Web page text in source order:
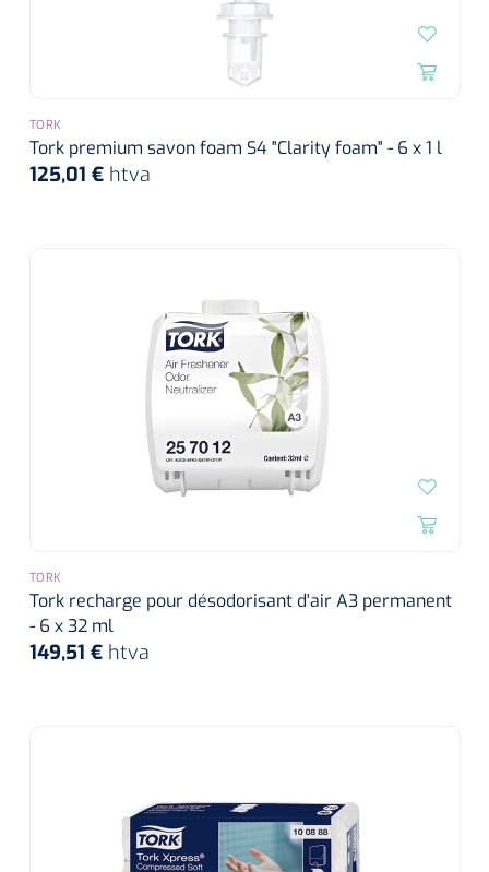
TORK
Tork premium savon foam S4 "Clarity foam" - 6 x 1 l
125,01 € htva
TORK
Tork recharge pour désodorisant d'air A3 permanent
- 6 x 32 ml
149,51 € htva